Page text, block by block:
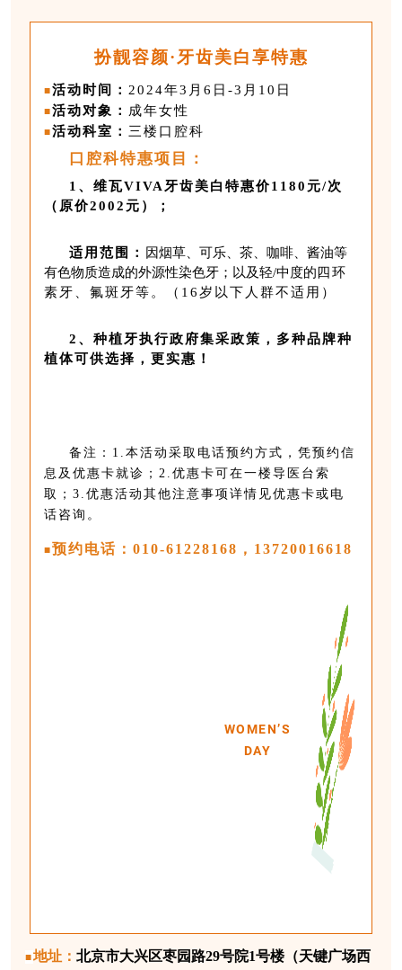
扮靓容颜·牙齿美白享特惠
■活动时间： 2024年3月6日-3月10日
■活动对象： 成年女性
■活动科室： 三楼口腔科
口腔科特惠项目：
1、维瓦VIVA牙齿美白特惠价1180元/次
（原价2002元）；
适用范围：
因烟草、可乐、茶、咖啡、酱油等
有色物质造成的外源性染色牙；以及轻/中度的 四环
素牙、氟斑牙等。（16岁以下人群不适用）
2、种植牙执行政府集采政策，多种品牌种
植体可供选择，更实惠！
备注：1.本活动采取电话预约方式，凭预约信
息及优惠卡就诊；2.优惠卡可在一楼导医台索
取；3.优惠活动其他注意事项详情见优惠卡或电
话咨询。
■预约电话：010-61228168，13720016618
WOMEN’S
DAY
■地址： 北京市大兴区枣园路29号院1号楼（天键广场西